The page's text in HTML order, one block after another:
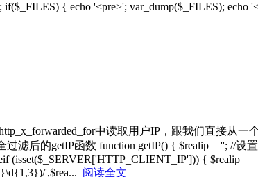
{ echo '<pre>'; var_dump($_FILES); echo
中读取用户IP，跟我们直接从一
滤后的getIP函数 function getIP() { $realip = ''; //设
(isset($_SERVER['HTTP_CLIENT_IP'])) { $realip =
',$rea... 阅读全文